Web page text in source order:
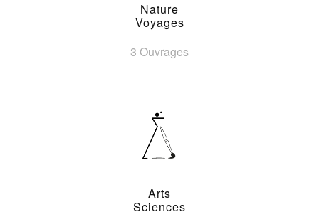
Nature
Voyages
3 Ouvrages
Arts
Sciences